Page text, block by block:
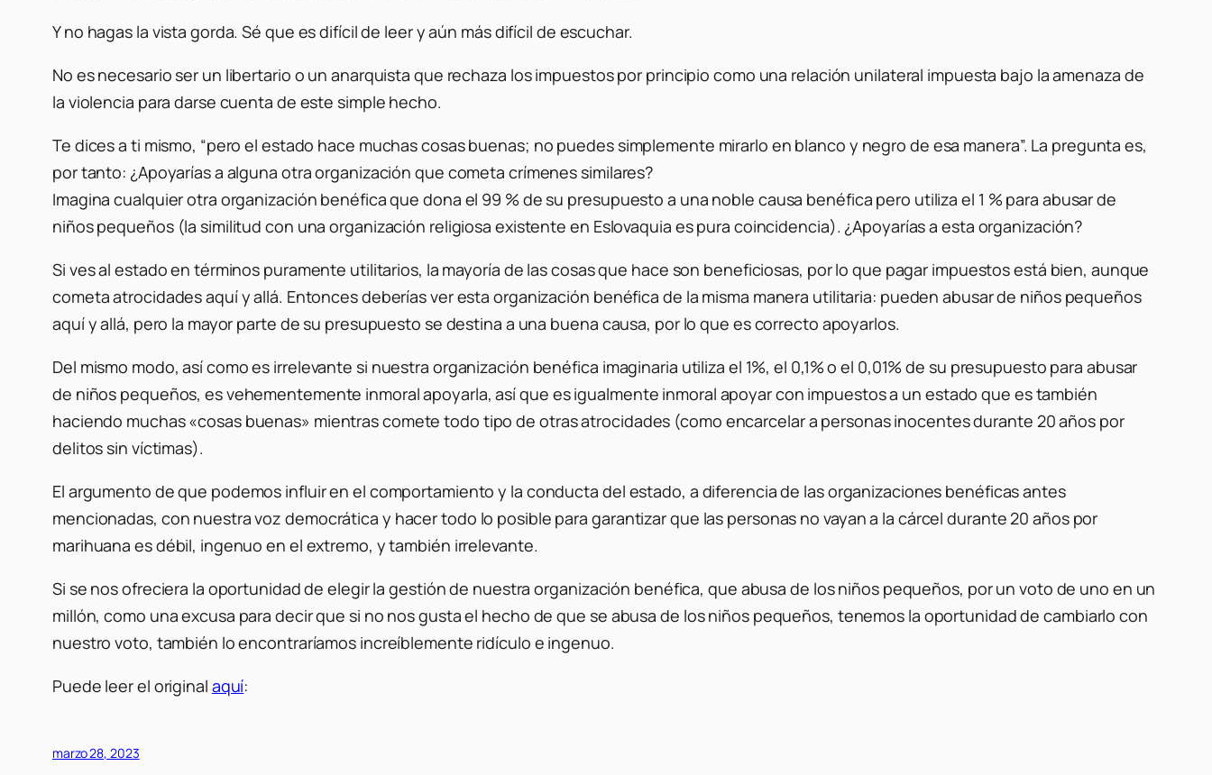
Y no hagas la vista gorda. Sé que es difícil de leer y aún más difícil de escuchar.
No es necesario ser un libertario o un anarquista que rechaza los impuestos por principio como una relación unilateral impuesta bajo la amenaza de
la violencia para darse cuenta de este simple hecho.
Te dices a ti mismo, “pero el estado hace muchas cosas buenas; no puedes simplemente mirarlo en blanco y negro de esa manera”. La pregunta es,
por tanto: ¿Apoyarías a alguna otra organización que cometa crímenes similares?
Imagina cualquier otra organización benéfica que dona el 99 % de su presupuesto a una noble causa benéfica pero utiliza el 1 % para abusar de
niños pequeños (la similitud con una organización religiosa existente en Eslovaquia es pura coincidencia). ¿Apoyarías a esta organización?
Si ves al estado en términos puramente utilitarios, la mayoría de las cosas que hace son beneficiosas, por lo que pagar impuestos está bien, aunque
cometa atrocidades aquí y allá. Entonces deberías ver esta organización benéfica de la misma manera utilitaria: pueden abusar de niños pequeños
aquí y allá, pero la mayor parte de su presupuesto se destina a una buena causa, por lo que es correcto apoyarlos.
Del mismo modo, así como es irrelevante si nuestra organización benéfica imaginaria utiliza el 1%, el 0,1% o el 0,01% de su presupuesto para abusar
de niños pequeños, es vehementemente inmoral apoyarla, así que es igualmente inmoral apoyar con impuestos a un estado que es también
haciendo muchas «cosas buenas» mientras comete todo tipo de otras atrocidades (como encarcelar a personas inocentes durante 20 años por
delitos sin víctimas).
El argumento de que podemos influir en el comportamiento y la conducta del estado, a diferencia de las organizaciones benéficas antes
mencionadas, con nuestra voz democrática y hacer todo lo posible para garantizar que las personas no vayan a la cárcel durante 20 años por
marihuana es débil, ingenuo en el extremo, y también irrelevante.
Si se nos ofreciera la oportunidad de elegir la gestión de nuestra organización benéfica, que abusa de los niños pequeños, por un voto de uno en un
millón, como una excusa para decir que si no nos gusta el hecho de que se abusa de los niños pequeños, tenemos la oportunidad de cambiarlo con
nuestro voto, también lo encontraríamos increíblemente ridículo e ingenuo.
Puede leer el original aquí:
marzo 28, 2023